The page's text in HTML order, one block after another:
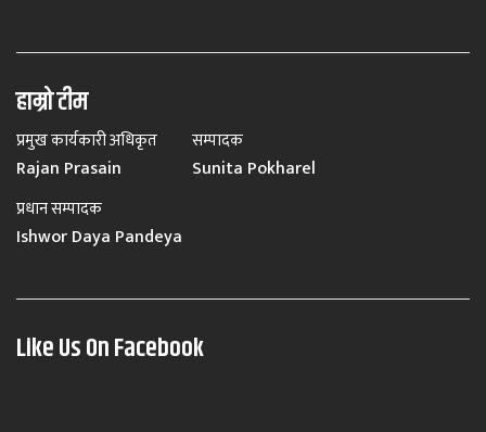
हाम्रो टीम
प्रमुख कार्यकारी अधिकृत
Rajan Prasain
सम्पादक
Sunita Pokharel
प्रधान सम्पादक
Ishwor Daya Pandeya
Like Us On Facebook